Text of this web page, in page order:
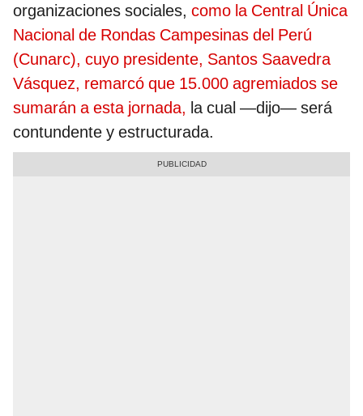
organizaciones sociales, como la Central Única
Nacional de Rondas Campesinas del Perú
(Cunarc), cuyo presidente, Santos Saavedra
Vásquez, remarcó que 15.000 agremiados se
sumarán a esta jornada, la cual —dijo— será
contundente y estructurada.